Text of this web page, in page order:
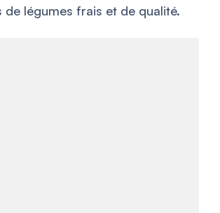
de légumes frais et de qualité.